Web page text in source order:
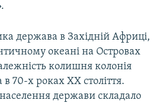
держава в Західній Африці,
океані на Островах
колишня колонія
в 70-х роках ХХ століття.
держави складало